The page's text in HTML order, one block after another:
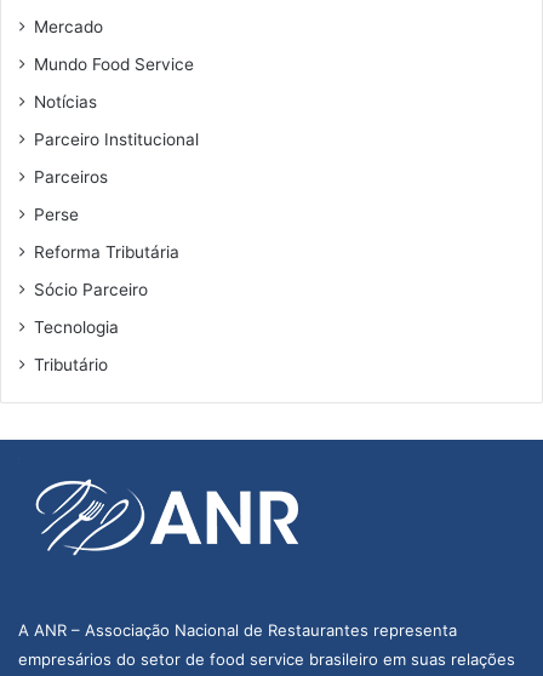
Mercado
Mundo Food Service
Notícias
Parceiro Institucional
Parceiros
Perse
Reforma Tributária
Sócio Parceiro
Tecnologia
Tributário
A ANR – Associação Nacional de Restaurantes representa
empresários do setor de food service brasileiro em suas relações